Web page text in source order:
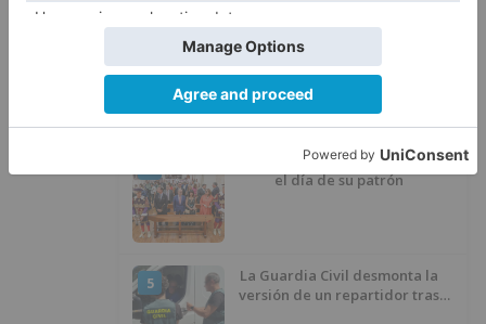
Un hombre de 80 años resulta
herido en Burgos tras la colisión
entre un turismo y un camión
La provincia de Burgos celebra
el día de su patrón
5
La Guardia Civil desmonta la
versión de un repartidor tras